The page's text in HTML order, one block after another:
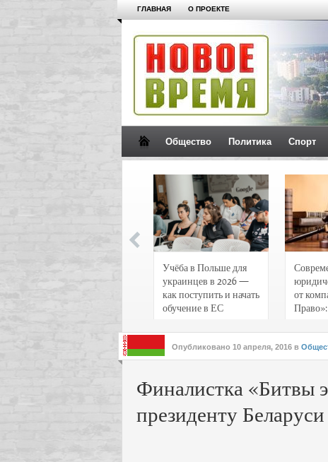
ГЛАВНАЯ О ПРОЕКТЕ
Общество Политика Спорт
Учёба в Польше для
украинцев в 2026 —
как поступить и начать
обучение в ЕС
от
Опубликовано 10 апреля, 2016 в
Финалистка «Битвы
президенту